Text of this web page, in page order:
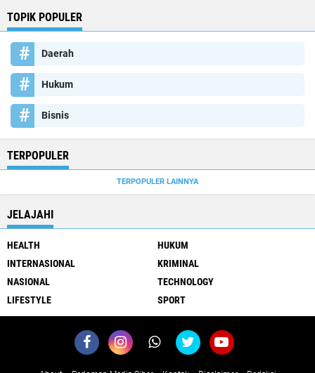
TOPIK POPULER
Daerah
Hukum
Bisnis
TERPOPULER
TERPOPULER LAINNYA
JELAJAHI
HEALTH
HUKUM
INTERNASIONAL
KRIMINAL
NASIONAL
TECHNOLOGY
LIFESTYLE
SPORT